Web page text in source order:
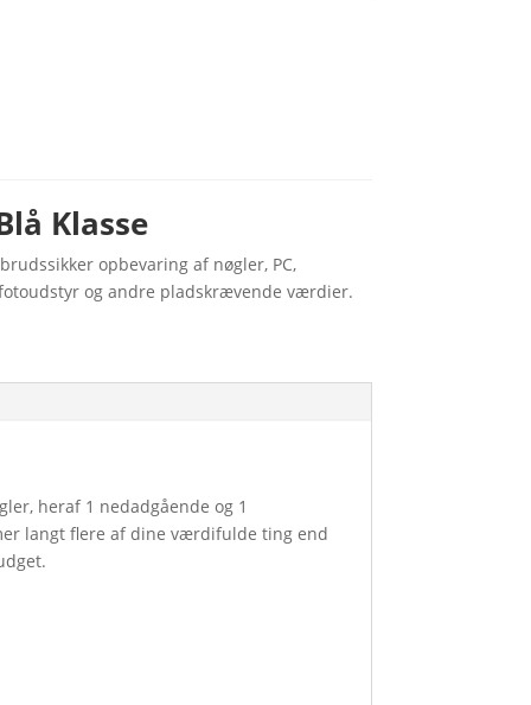
Klasse
opbevaring af nøgler, PC,
og andre pladskrævende værdier.
heraf 1 nedadgående og 1
langt flere af dine værdifulde ting end